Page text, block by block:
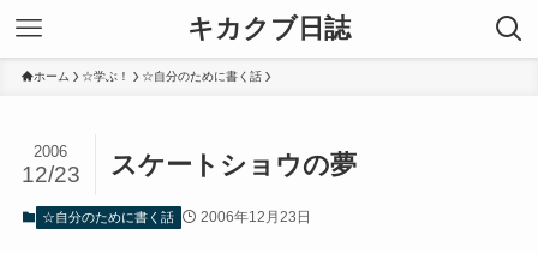
キカクブ日誌
ホーム ☆学ぶ！ ☆自分のために書く話
スケートショウの夢
2006
12/23
☆自分のために書く話 2006年12月23日